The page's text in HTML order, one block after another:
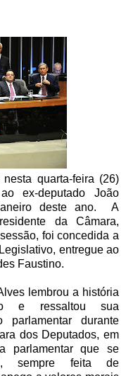
quarta-feira (26)
ex-deputado João
deste ano. A
da Câmara,
foi concedida a
entregue ao
Faustino.
lembrou a história
e ressaltou sua
parlamentar durante
dos Deputados, em
parlamentar que se
sempre feita de